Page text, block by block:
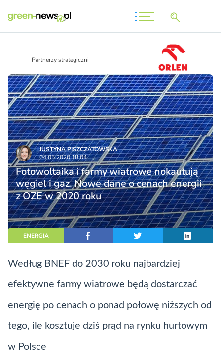
Partnerzy strategiczni
JUSTYNA PISZCZATOWSKA
04.05.2020 18:04
Fotowoltaika i farmy wiatrowe nokautują
węgiel i gaz. Nowe dane o cenach energii
z OZE w 2020 roku
ENERGIA
Według BNEF do 2030 roku najbardziej
efektywne farmy wiatrowe będą dostarczać
energię po cenach o ponad połowę niższych od
tego, ile kosztuje dziś prąd na rynku hurtowym
w Polsce